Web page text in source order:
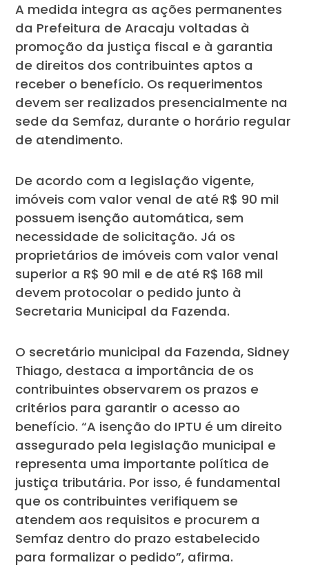
A medida integra as ações permanentes
da Prefeitura de Aracaju voltadas à
promoção da justiça fiscal e à garantia
de direitos dos contribuintes aptos a
receber o benefício. Os requerimentos
devem ser realizados presencialmente na
sede da Semfaz, durante o horário regular
de atendimento.
De acordo com a legislação vigente,
imóveis com valor venal de até R$ 90 mil
possuem isenção automática, sem
necessidade de solicitação. Já os
proprietários de imóveis com valor venal
superior a R$ 90 mil e de até R$ 168 mil
devem protocolar o pedido junto à
Secretaria Municipal da Fazenda.
O secretário municipal da Fazenda, Sidney
Thiago, destaca a importância de os
contribuintes observarem os prazos e
critérios para garantir o acesso ao
benefício. “A isenção do IPTU é um direito
assegurado pela legislação municipal e
representa uma importante política de
justiça tributária. Por isso, é fundamental
que os contribuintes verifiquem se
atendem aos requisitos e procurem a
Semfaz dentro do prazo estabelecido
para formalizar o pedido”, afirma.